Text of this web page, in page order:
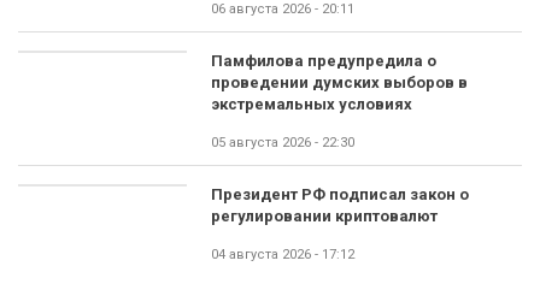
06 августа 2026 - 20:11
Памфилова предупредила о
проведении думских выборов в
экстремальных условиях
05 августа 2026 - 22:30
Президент РФ подписал закон о
регулировании криптовалют
04 августа 2026 - 17:12